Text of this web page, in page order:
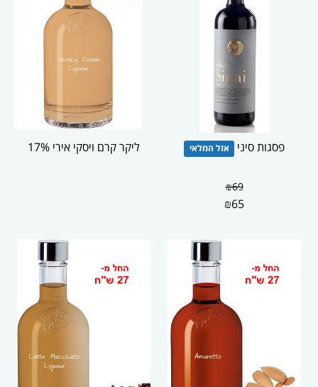
פסגות סיני אזל המלאי
₪69
₪65
ליקר קרם ויסקי אירי 17%